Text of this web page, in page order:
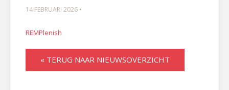
14 FEBRUARI 2026 •
REMPlenish
« TERUG NAAR NIEUWSOVERZICHT